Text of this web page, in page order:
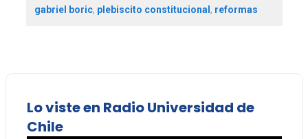
gabriel boric, plebiscito constitucional, reformas
Lo viste en Radio Universidad de
Chile